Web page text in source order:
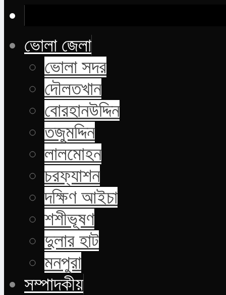
ভোলা জেলা
ভোলা সদর
দৌলতখান
বোরহানউদ্দিন
তজুমদ্দিন
লালমোহন
চরফ্যাশন
দক্ষিণ আইচা
শশীভূষণ
দুলার হাট
মনপুরা
সম্পাদকীয়